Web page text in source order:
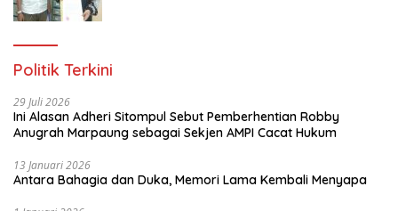
Politik Terkini
29 Juli 2026
Ini Alasan Adheri Sitompul Sebut Pemberhentian Robby
Anugrah Marpaung sebagai Sekjen AMPI Cacat Hukum
13 Januari 2026
Antara Bahagia dan Duka, Memori Lama Kembali Menyapa